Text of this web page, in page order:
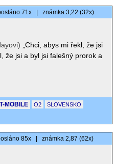
71x známka 3,22 (32x)
„Chci, abys mi řekl, že jsi
že jsi a byl jsi falešný prorok a
T-MOBILE O2 SLOVENSKO
85x známka 2,87 (62x)